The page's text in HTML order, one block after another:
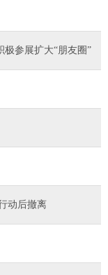
参展扩大“朋友圈”
动后撤离